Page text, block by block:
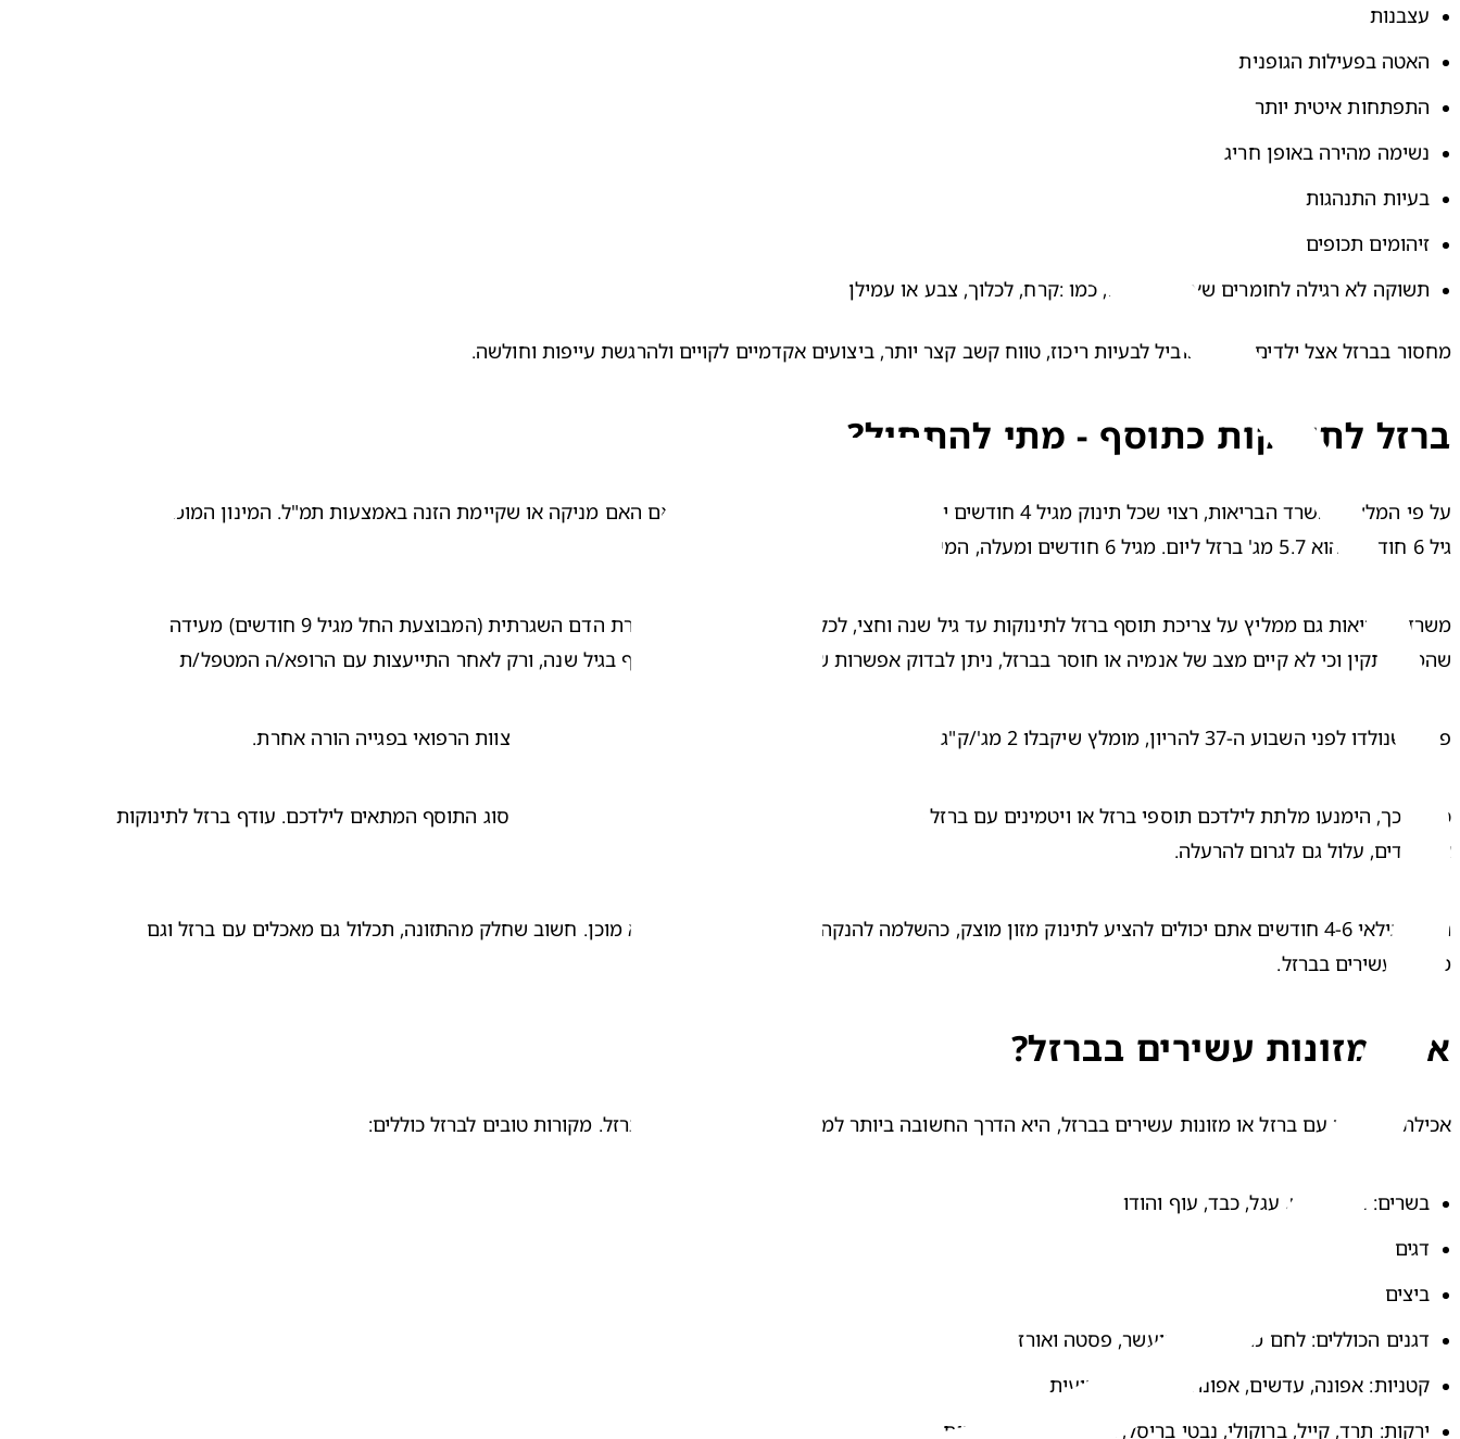
עצבנות
האטה בפעילות הגופנית
התפתחות איטית יותר
נשימה מהירה באופן חריג
בעיות התנהגות
זיהומים תכופים
תשוקה לא רגילה לחומרים שאינם מזינים, כמו :קרח, לכלוך, צבע או עמילן
מחסור בברזל אצל ילדים, יכול להוביל לבעיות ריכוז, טווח קשב קצר יותר, ביצועים אקדמיים לקויים ולהרגשת עייפות וחולשה.
ברזל לתינוקות כתוסף - מתי להתחיל?
על פי המלצות משרד הבריאות
גיל 6 חודשים הוא 5.7 מג' ברזל ליום. מגיל 6 חודשים ומעלה, המינון המומלץ הוא 15 מג' ברזל ליום.
שהמצב תקין וכי לא קיים מצב של אנמיה או חוסר בברזל, ניתן לבדוק אפשרות של הפסקת צריכת התוסף בגיל שנה, ורק לאחר התייעצות עם הרופא/ה המטפל/ת
פגים , שנולדו לפני השבוע ה-37 להריון, מומלץ שיקבלו 2 מג'/ק"ג ליום תוסף ברזל לתינוקות החל מגיל חודש, אלא אם הצוות הרפואי בפגייה הורה אחרת.
או לילדים, עלול גם לגרום להרעלה.
מזונות עשירים בברזל.
אילו מזונות עשירים בברזל?
אכילת מאכלים עם ברזל או מזונות עשירים בברזל, היא הדרך החשובה ביותר למניעה וטיפול במחסור בברזל. מקורות טובים לברזל כוללים:
בשרים: בקר, כבש, עגל, כבד, עוף והודו
דגים
ביצים
דגנים הכוללים: לחם מלא, לחם מועשר, פסטה ואורז
קטניות: אפונה, עדשים, אפונה מיובשת ושעועית
ירקות: תרד, קייל, ברוקולי, נבטי בריסל, אפונה ירוקה ושעועית